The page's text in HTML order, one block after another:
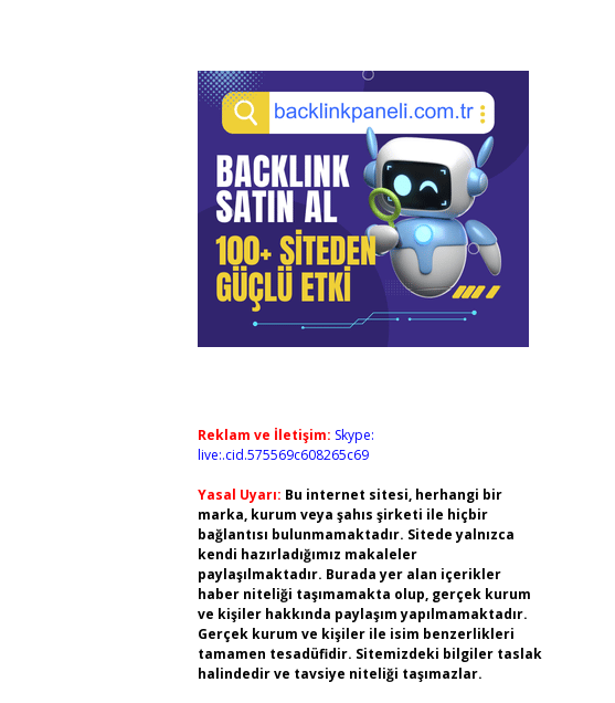
Reklam ve İletişim: Skype:
live:.cid.575569c608265c69
Yasal Uyarı: Bu internet sitesi, herhangi bir
marka, kurum veya şahıs şirketi ile hiçbir
bağlantısı bulunmamaktadır. Sitede yalnızca
kendi hazırladığımız makaleler
paylaşılmaktadır. Burada yer alan içerikler
haber niteliği taşımamakta olup, gerçek kurum
ve kişiler hakkında paylaşım yapılmamaktadır.
Gerçek kurum ve kişiler ile isim benzerlikleri
tamamen tesadüfidir. Sitemizdeki bilgiler taslak
halindedir ve tavsiye niteliği taşımazlar.